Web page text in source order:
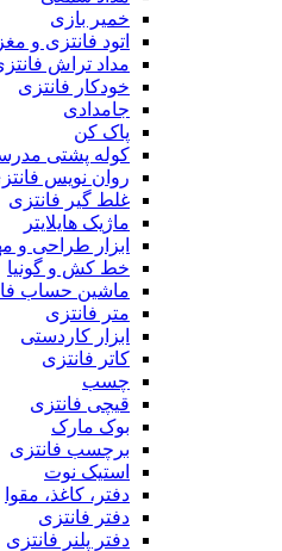
خمیر بازی
اتود فانتزی و مغزی اتود
مداد تراش فانتزی
خودکار فانتزی
کوله پشتی مدرسه
روان نویس فانتزی
غلط گیر فانتزی
ماژیک هایلایتر
ابزار طراحی و مهندسی
خط کش و گونیا
ماشین حساب فانتزی
متر فانتزی
ابزار کاردستی
کاتر فانتزی
قیچی فانتزی
بوک مارک
برچسب فانتزی
استیک نوت
دفتر، کاغذ، مقوا
دفتر فانتزی
دفتر پلنر فانتزی